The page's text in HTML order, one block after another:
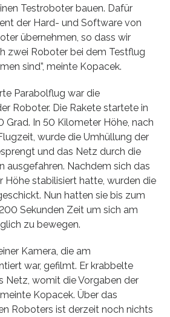
Testroboter bauen. Dafür
der Hard- und Software von
übernehmen, so dass wir
zwei Roboter bei dem Testflug
sind”, meinte Kopacek.
Parabolflug war die
Roboter. Die Rakete startete in
Grad. In 50 Kilometer Höhe, nach
wurde die Umhüllung der
und das Netz durch die
ausgefahren. Nachdem sich das
Höhe stabilisiert hatte, wurden die
Nun hatten sie bis zum
Sekunden Zeit um sich am
zu bewegen.
Kamera, die am
war, gefilmt. Er krabbelte
Netz, womit die Vorgaben der
Kopacek. Über das
Roboters ist derzeit noch nichts